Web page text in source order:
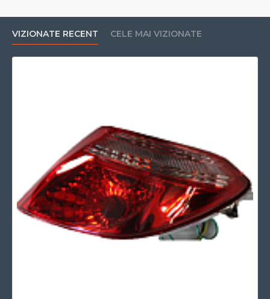
VIZIONATE RECENT CELE MAI VIZIONATE